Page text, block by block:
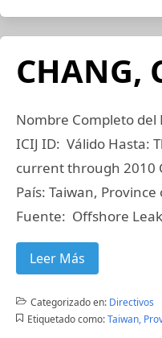
CHANG,
Nombre Completo del
ICIJ ID: Válido Hasta:
current through 2010
País: Taiwan,
Fuente: Offshore
Leer Más
Categorizado en: Directivos
Etiquetado como: Taiwan,